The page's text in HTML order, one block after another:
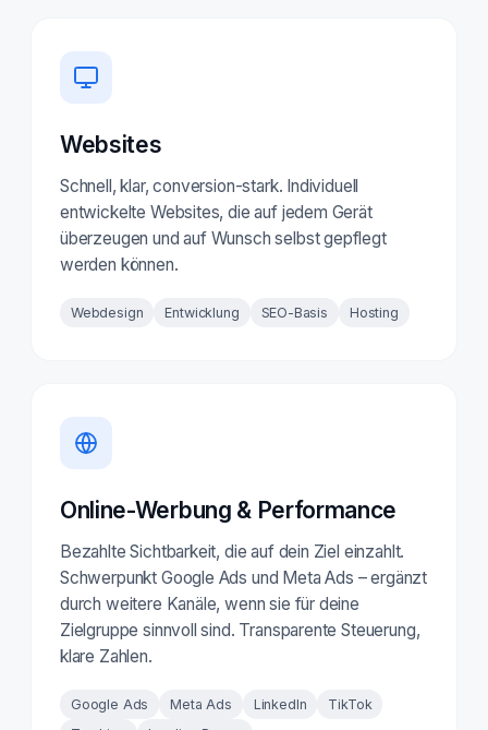
Websites
Schnell, klar, conversion-stark. Individuell
entwickelte Websites, die auf jedem Gerät
überzeugen und auf Wunsch selbst gepflegt
werden können.
Webdesign Entwicklung SEO-Basis Hosting
Online-Werbung & Performance
Bezahlte Sichtbarkeit, die auf dein Ziel einzahlt.
Schwerpunkt Google Ads und Meta Ads – ergänzt
durch weitere Kanäle, wenn sie für deine
Zielgruppe sinnvoll sind. Transparente Steuerung,
klare Zahlen.
Google Ads Meta Ads LinkedIn
TikTok